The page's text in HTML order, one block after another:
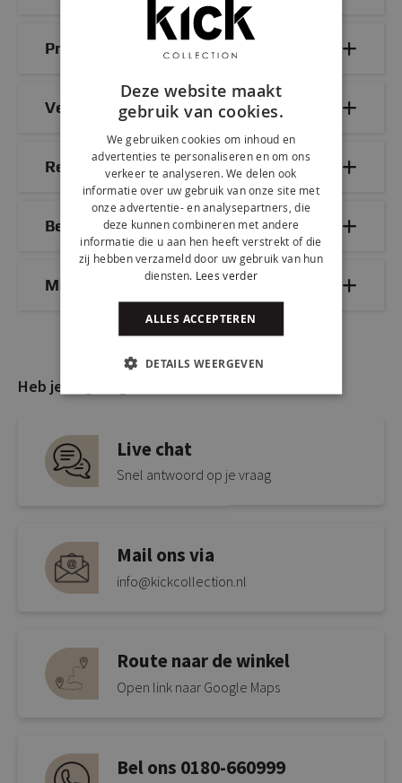
Productdetails
Veelgestelde vragen
Reviews
Bezorg- & retourinformatie
Mix & Match
Heb je nog vragen?
Live chat
Snel antwoord op je vraag
Mail ons via
info@kickcollection.nl
Route naar de winkel
Open link naar Google Maps
Bel ons 0180-660999
Deze website maakt
gebruik van cookies.
We gebruiken cookies om inhoud en
advertenties te personaliseren en om ons
verkeer te analyseren. We delen ook
informatie over uw gebruik van onze site met
onze advertentie- en analysepartners, die
deze kunnen combineren met andere
informatie die u aan hen heeft verstrekt of die
zij hebben verzameld door uw gebruik van hun
diensten. Lees verder
ALLES ACCEPTEREN
DETAILS WEERGEVEN